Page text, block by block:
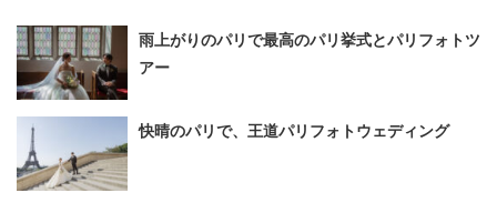
雨上がりのパリで最高のパリ挙式とパリフォトツ
アー
快晴のパリで、王道パリフォトウェディング